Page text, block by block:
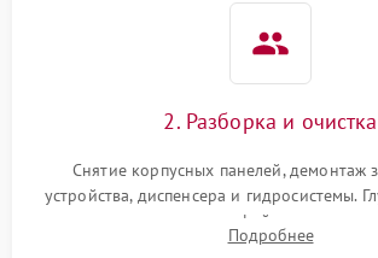
2. Разборка и очистка
Снятие корпусных панелей, демонтаж
устройства, диспенсера и гидросистемы.
внутренних узлов от кофейных масел,
Промывка дренажных каналов и фильтров с
Подробнее